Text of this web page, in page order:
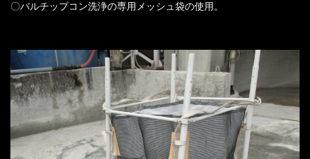
〇バルチップコン洗浄の専用メッシュ袋の使用。